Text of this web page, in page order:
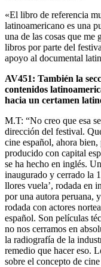
«El libro de referencia
latinoamericano es una
una de las cosas que
libros por parte del
apoyo al documental
AV451: También la
contenidos
hacia un certamen
M.T: “No creo que esa
dirección del festival.
cine español, ahora bien,
producido con capital
se ha hecho en inglés.
inaugurado y cerrado la
llores vuela’, rodada en
por una autora peruana,
rodada con actores
español. Son películas
no nos cerramos en
la radiografía de la
remedio que hacer eso.
sobre el concepto de